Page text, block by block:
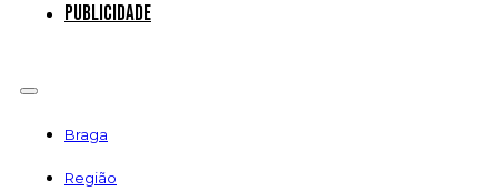
Publicidade
Braga
Região